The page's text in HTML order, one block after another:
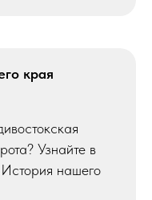
края
Узнайте в
нашего